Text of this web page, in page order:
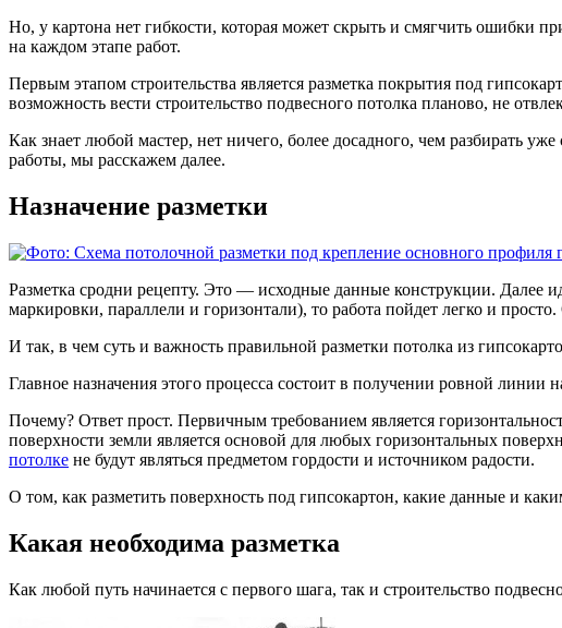
Но, у картона нет гибкости, которая может скрыть и смягчить ошибки
на каждом этапе работ.
Первым этапом строительства является разметка покрытия под
возможность вести строительство подвесного потолка планово, не
Как знает любой мастер, нет ничего, более досадного, чем разбирать
работы, мы расскажем далее.
Назначение разметки
Разметка сродни рецепту. Это — исходные данные конструкции. Далее
маркировки, параллели и горизонтали), то работа пойдет легко и
И так, в чем суть и важность правильной разметки потолка из
Главное назначения этого процесса состоит в получении ровной линии
Почему? Ответ прост. Первичным требованием является
поверхности земли является основой для любых горизонтальных
потолке не будут являться предметом гордости и источником радости.
О том, как разметить поверхность под гипсокартон, какие данные и
Какая необходима разметка
Как любой путь начинается с первого шага, так и строительство